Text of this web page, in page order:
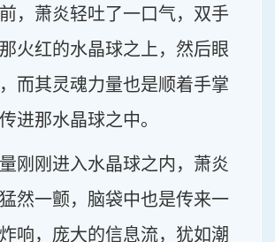
，萧炎轻吐了一口气，双手
火红的水晶球之上，然后眼
而其灵魂力量也是顺着手掌
进那水晶球之中。
刚刚进入水晶球之内，萧炎
然一颤，脑袋中也是传来一
响，庞大的信息流，犹如潮